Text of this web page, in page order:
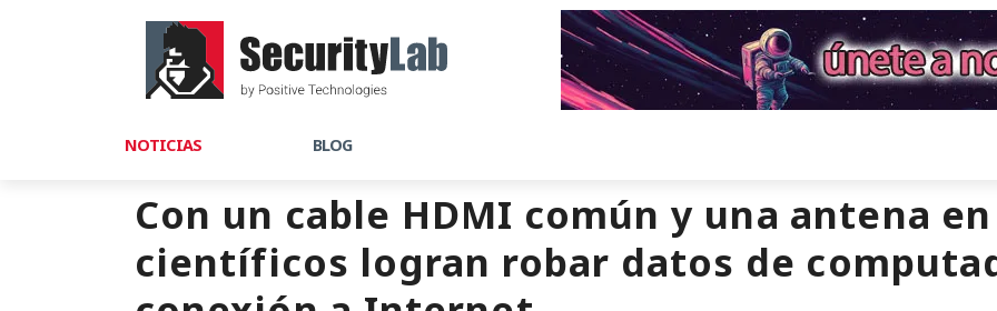
NOTICIAS BLOG
Con un cable HDMI común y una antena
científicos logran robar datos de